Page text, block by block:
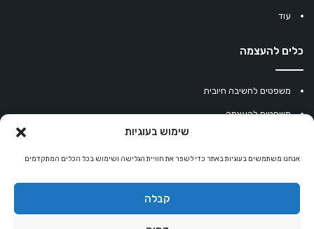
שימוש בעוגיות
אנחנו משתמשים בעוגיות באתר כדי לשפר את חוויית הגלישה ושימוש בכל הכלים המתקדמים
קבלה
עוד
כלים להעצמה
משפטים לחשיבה חיובית
משפטים להעצמה
מחשבון נומרולוגיה
קריסטלים למזלות